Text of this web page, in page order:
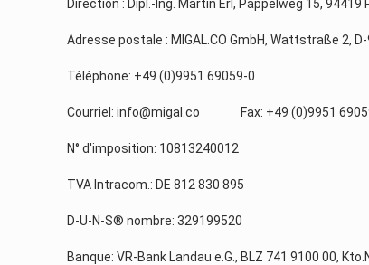
Direction : Dipl.-Ing. Martin Erl, Pappelweg 15,
Adresse postale : MIGAL.CO GmbH, Wattstraße 2,
Téléphone: +49 (0)9951 69059-0
Courriel: info@migal.co Fax: +49 (0)9951
N° d'imposition: 10813240012
TVA Intracom.: DE 812 830 895
D-U-N-S® nombre: 329199520
Banque: VR-Bank Landau e.G., BLZ 741 9100 00,